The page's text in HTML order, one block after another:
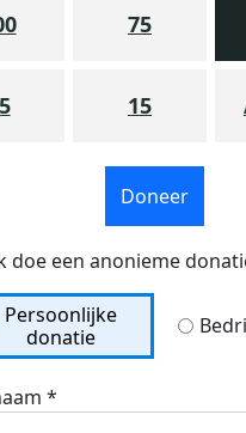
75
15
Doneer
doe een anonieme
Persoonlijke
donatie
*